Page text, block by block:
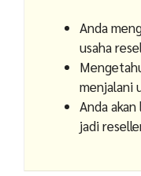
Anda
usaha
menjalani
Anda
jadi